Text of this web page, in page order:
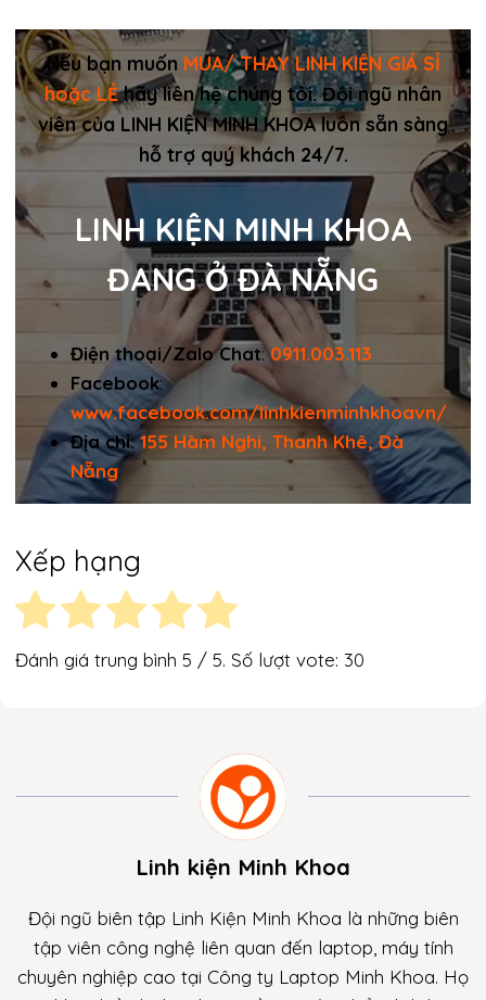
Nếu bạn muốn MUA/ THAY LINH KIỆN GIÁ SỈ
hoặc LẺhãy liên hệ chúng tôi. Đội ngũ nhân
viên của LINH KIỆN MINH KHOA luôn sẵn sàng
hỗ trợ quý khách 24/7.
LINH KIỆN MINH KHOA
ĐANG Ở ĐÀ NẴNG
Điện thoại/Zalo Chat:0911.003.113
Facebook:
www.facebook.com/linhkienminhkhoavn/
Địa chỉ:155 Hàm Nghi, Thanh Khê, Đà
Nẵng
Xếp hạng
Đánh giá trung bình 5 / 5. Số lượt vote: 30
Linh kiện Minh Khoa
Đội ngũ biên tập Linh Kiện Minh Khoa là những biên
tập viên công nghệ liên quan đến laptop, máy tính
chuyên nghiệp cao tại Công ty Laptop Minh Khoa. Họ